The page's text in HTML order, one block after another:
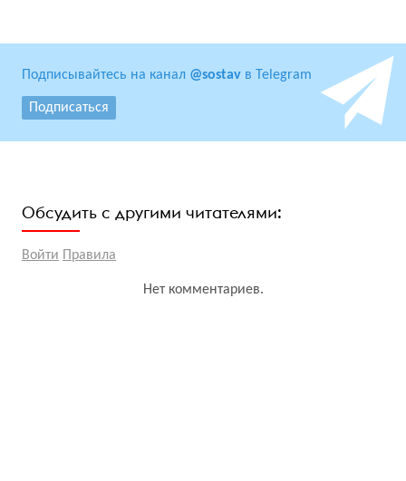
Подписывайтесь на канал @sostav в Telegram
Подписаться
Обсудить с другими читателями:
Войти Правила
Нет комментариев.